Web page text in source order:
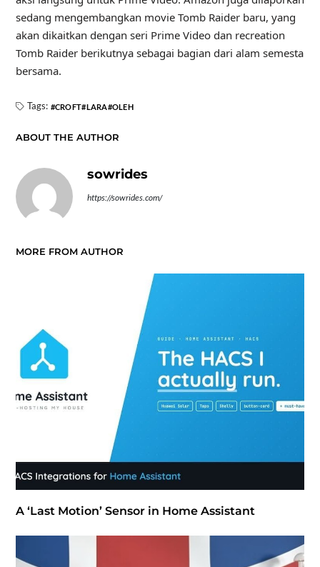
sedang mengembangkan movie Tomb Raider baru, yang
akan dikaitkan dengan seri Prime Video dan recreation
Tomb Raider berikutnya sebagai bagian dari alam semesta
bersama.
Tags: CROFT LARA OLEH
ABOUT THE AUTHOR
sowrides
https://sowrides.com/
MORE FROM AUTHOR
A ‘Last Motion’ Sensor in Home Assistant